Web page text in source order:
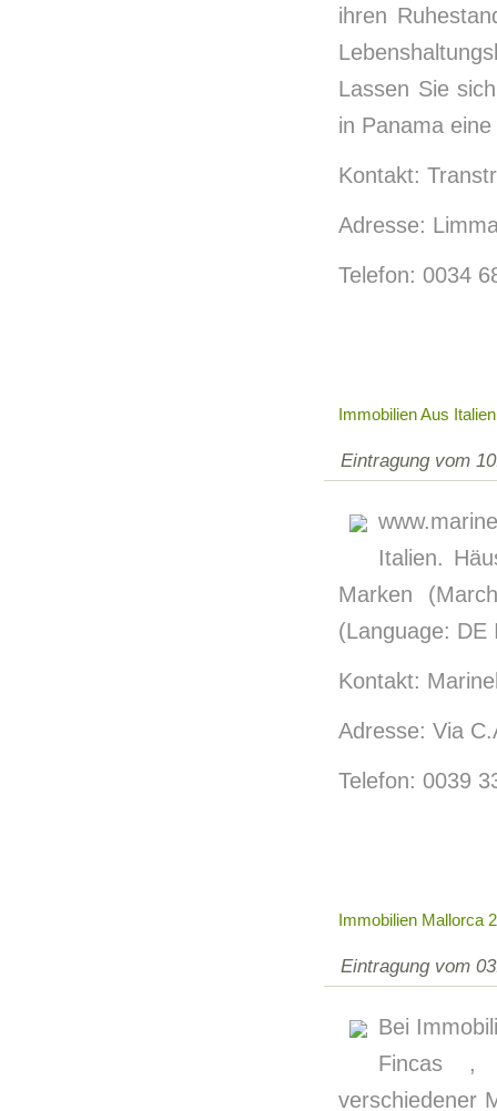
ihren
Lassen Sie
in Panama
Kontakt:
Adresse:
Telefon: 0034
Immobilien Aus
Eintragung vom
Italien.
Marken
(Language: DE
Kontakt:
Adresse: Via
Telefon: 0039
Immobilien Mallorca
Eintragung vom
Bei
Fincas ,
verschiedener